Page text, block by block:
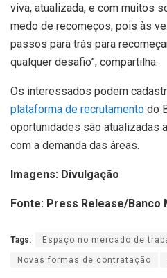
viva, atualizada, e com muitos
medo de recomeços, pois às
passos para trás para
qualquer desafio”, compartilha.
Os interessados podem
plataforma de recrutamento do
oportunidades são atualizadas
com a demanda das áreas.
Imagens: Divulgação
Fonte: Press Release/Banco
Tags: Espaço no mercado de
Novas formas de contratação